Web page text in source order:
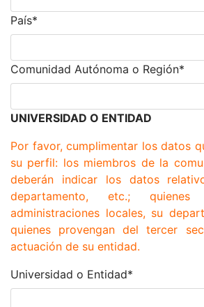
País*
Comunidad Autónoma o Región*
UNIVERSIDAD O ENTIDAD
Por favor, cumplimentar los datos
su perfil: los miembros de la
deberán indicar los datos
departamento, etc.;
administraciones locales, su
quienes provengan del tercer
actuación de su entidad.
Universidad o Entidad*